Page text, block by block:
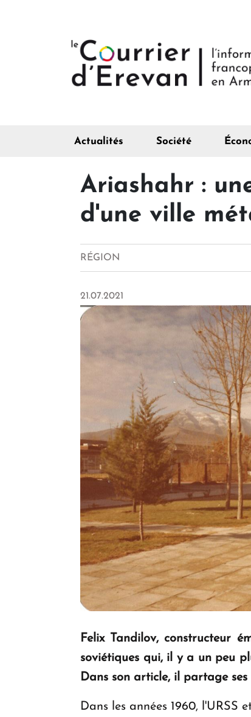
Actualités Société
Ariashahr :
d'une ville
RÉGION
21.07.2021
Felix Tandilov, constructeur
soviétiques qui, il y a un peu
Dans son article, il partage
Dans les années 1960,